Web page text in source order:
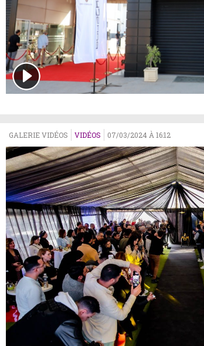
GALERIE VIDÉOS VIDÉOS 07/03/2024 À 16:12